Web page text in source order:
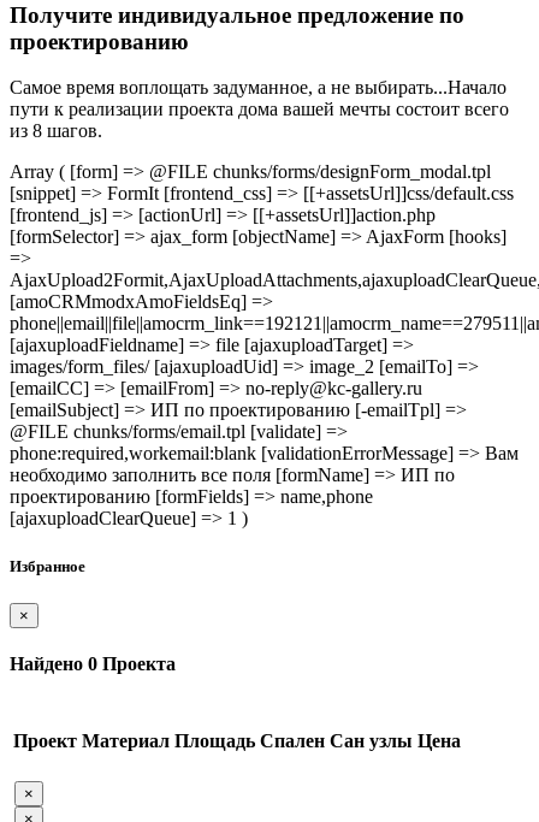
Получите индивидуальное предложение по
проектированию
Самое время воплощать задуманное, а не выбирать...Начало
пути к реализации проекта дома вашей мечты состоит всего
из 8 шагов.
Array ( [form] => @FILE chunks/forms/designForm_modal.tpl
[snippet] => FormIt [frontend_css] => [[+assetsUrl]]css/default.css
[frontend_js] => [actionUrl] => [[+assetsUrl]]action.php
[formSelector] => ajax_form [objectName] => AjaxForm [hooks]
=>
[amoCRMmodxAmoFieldsEq] =>
[ajaxuploadFieldname] => file [ajaxuploadTarget] =>
images/form_files/ [ajaxuploadUid] => image_2 [emailTo] =>
[emailCC] => [emailFrom] => no-reply@kc-gallery.ru
[emailSubject] => ИП по проектированию [-emailTpl] =>
@FILE chunks/forms/email.tpl [validate] =>
phone:required,workemail:blank [validationErrorMessage] => Вам
необходимо заполнить все поля [formName] => ИП по
проектированию [formFields] => name,phone
[ajaxuploadClearQueue] => 1 )
Избранное
×
Найдено 0 Проекта
Проект Материал Площадь Спален Сан узлы Цена
×